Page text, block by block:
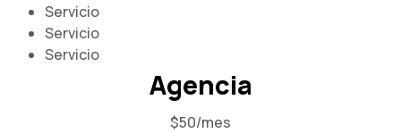
Servicio
Servicio
Servicio
Agencia
$50/mes